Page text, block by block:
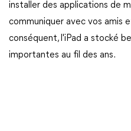
installer des applications de
communiquer avec vos amis
conséquent, l'iPad a stocké
importantes au fil des ans.